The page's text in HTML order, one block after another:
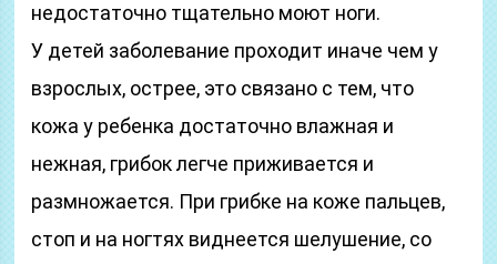
недостаточно тщательно моют ноги.
У детей заболевание проходит иначе чем у
взрослых, острее, это связано с тем, что
кожа у ребенка достаточно влажная и
нежная, грибок легче приживается и
размножается. При грибке на коже пальцев,
стоп и на ногтях виднеется шелушение, со